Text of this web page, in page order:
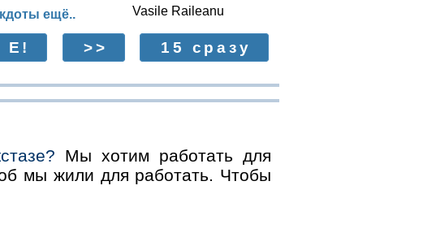
ещё.. Vasile Raileanu
Е! >> 15 сразу
Мы хотим работать для
мы жили для работать. Чтобы